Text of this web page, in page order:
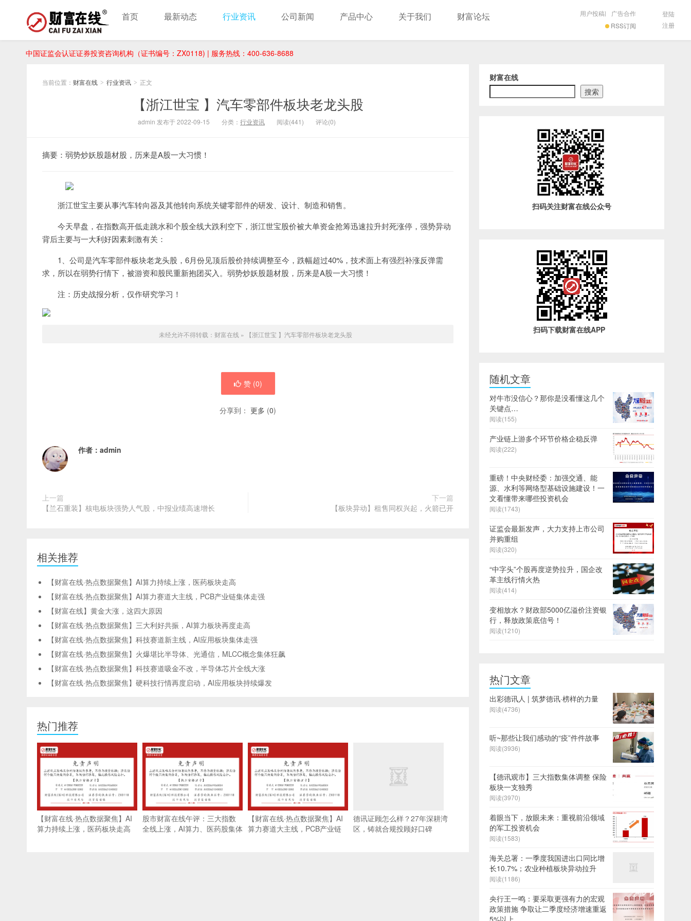
中国证监会认证证券投资咨询机构（证书编号：ZX0118) | 服务热线：400-636-8688
首页 最新动态 行业资讯 公司新闻 产品中心 关于我们 财富论坛
RSS订阅
用户投稿| 广告合作
登陆
注册
当前位置： 财富在线 > 行业资讯 > 正文
【浙江世宝 】汽车零部件板块老龙头股
admin 发布于 2022-09-15 分类： 行业资讯 阅读(441) 评论(0)
摘要：弱势炒妖股题材股，历来是A股一大习惯！
浙江世宝主要从事汽车转向器及其他转向系统关键零部件的研发、设计、制造和销售。
今天早盘，在指数高开低走跳水和个股全线大跌利空下，浙江世宝股价被大单资金抢筹迅速拉升封死涨停，强势异动
背后主要与一大利好因素刺激有关：
1、公司是汽车零部件板块老龙头股，6月份见顶后股价持续调整至今，跌幅超过40%，技术面上有强烈补涨反弹需
求，所以在弱势行情下，被游资和股民重新抱团买入。弱势炒妖股题材股，历来是A股一大习惯！
注：历史战报分析，仅作研究学习！
未经允许不得转载： 财富在线 » 【浙江世宝 】汽车零部件板块老龙头股
赞 (0)
分享到： 更多 (0)
作者： admin
上一篇
【兰石重装】核电板块强势人气股，中报业绩高速增长
下一篇
【板块异动】租售同权兴起，火箭已开
相关推荐
【财富在线·热点数据聚焦】AI算力持续上涨，医药板块走高
【财富在线·热点数据聚焦】AI算力赛道大主线，PCB产业链集体走强
【财富在线】黄金大涨，这四大原因
【财富在线·热点数据聚焦】三大利好共振，AI算力板块再度走高
【财富在线·热点数据聚焦】科技赛道新主线，AI应用板块集体走强
【财富在线·热点数据聚焦】火爆堪比半导体、光通信，MLCC概念集体狂飙
【财富在线·热点数据聚焦】科技赛道吸金不改，半导体芯片全线大涨
【财富在线·热点数据聚焦】硬科技行情再度启动，AI应用板块持续爆发
热门推荐
【财富在线·热点数据聚焦】AI
算力持续上涨，医药板块走高
股市财富在线午评：三大指数
全线上涨，AI算力、医药股集体
【财富在线·热点数据聚焦】AI
算力赛道大主线，PCB产业链
德讯证顾怎么样？27年深耕湾
区，铸就合规投顾好口碑
财富在线
搜索
扫码关注财富在线公众号
扫码下载财富在线APP
随机文章
对牛市没信心？那你是没看懂这几个
关键点…
阅读(155)
产业链上游多个环节价格企稳反弹
阅读(222)
重磅！中央财经委：加强交通、能
源、水利等网络型基础设施建设！一
文看懂带来哪些投资机会
阅读(1743)
证监会最新发声，大力支持上市公司
并购重组
阅读(320)
“中字头”个股再度逆势拉升，国企改
革主线行情火热
阅读(414)
变相放水？财政部5000亿溢价注资银
行，释放政策底信号！
阅读(1210)
热门文章
出彩德讯人 | 筑梦德讯·榜样的力量
阅读(4736)
听~那些让我们感动的“疫”件件故事
阅读(3936)
【德讯观市】三大指数集体调整 保险
板块一支独秀
阅读(3970)
着眼当下，放眼未来：重视前沿领域
的军工投资机会
阅读(1583)
海关总署：一季度我国进出口同比增
长10.7%；农业种植板块异动拉升
阅读(1186)
央行王一鸣：要采取更强有力的宏观
政策措施 争取让二季度经济增速重返
5%以上